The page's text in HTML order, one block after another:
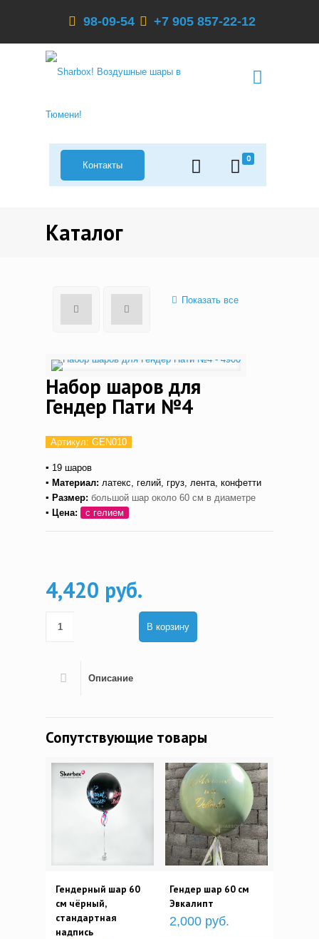
98-09-54 +7 905 857-22-12
0
Контакты
Каталог
Показать все
Набор шаров для
Гендер Пати №4
Артикул: GEN010
▪ 19 шаров
▪ Материал: латекс, гелий, груз, лента, конфетти
▪ Размер: большой шар около 60 см в диаметре
▪ Цена:
с гелием
4,420 руб.
В корзину
Описание
Сопутствующие товары
Гендерный шар 60
см чёрный,
стандартная
надпись
Гендер шар 60 см
Эвкалипт
2,000 руб.